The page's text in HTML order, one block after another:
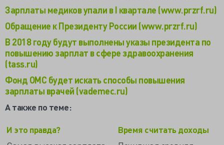
Зарплаты медиков упали в I квартале (www.przrf.ru)
Обращение к Президенту России (www.przrf.ru)
В 2018 году будут выполнены указы президента по
повышению зарплат в сфере здравоохранения
(tass.ru)
Фонд ОМС будет искать способы повышения
зарплаты врачей (vademec.ru)
А также по теме:
И это правда? Время считать доходы